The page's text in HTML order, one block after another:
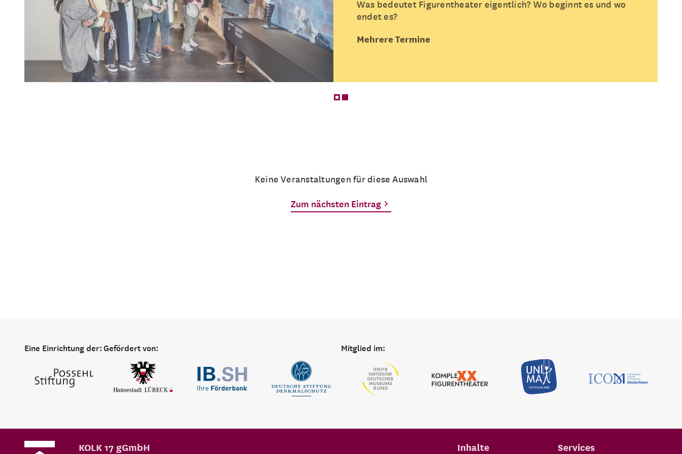
Was bedeutet Figurentheater eigentlich? Wo beginnt es und wo
endet es?
Mehrere Termine
Keine Veranstaltungen für diese Auswahl
Zum nächsten Eintrag
Eine Einrichtung der:Gefördert von: Mitglied im:
Inhalte Services
KOLK 17 gGmbH